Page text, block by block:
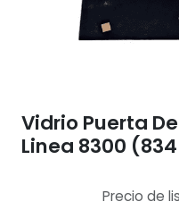
Vidrio Puerta
Linea 8300
Precio de